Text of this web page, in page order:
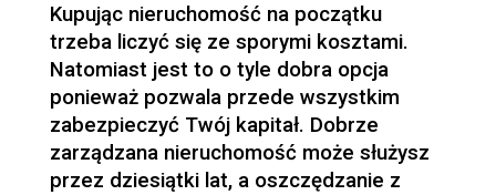
Kupując nieruchomość na początku
trzeba liczyć się ze sporymi kosztami.
Natomiast jest to o tyle dobra opcja
ponieważ pozwala przede wszystkim
zabezpieczyć Twój kapitał. Dobrze
zarządzana nieruchomość może służysz
przez dziesiątki lat, a oszczędzanie z